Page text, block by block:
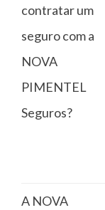
contratar um
seguro com a
NOVA
PIMENTEL
Seguros?
A NOVA